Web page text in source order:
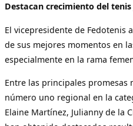
Destacan crecimiento del
El vicepresidente de Fedotenis
de sus mejores momentos en
especialmente en la rama
Entre las principales promesas
número uno regional en la
Elaine Martínez, Julianny de la